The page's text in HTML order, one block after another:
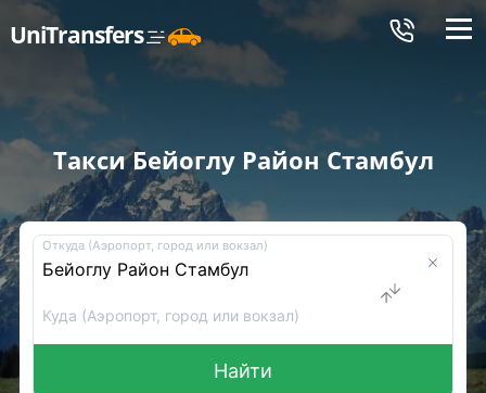
UniTransfers Меню
Такси Бейоглу Район Стамбул
Откуда (Аэропорт, город или вокзал)
Куда (Аэропорт, город или вокзал)
Найти